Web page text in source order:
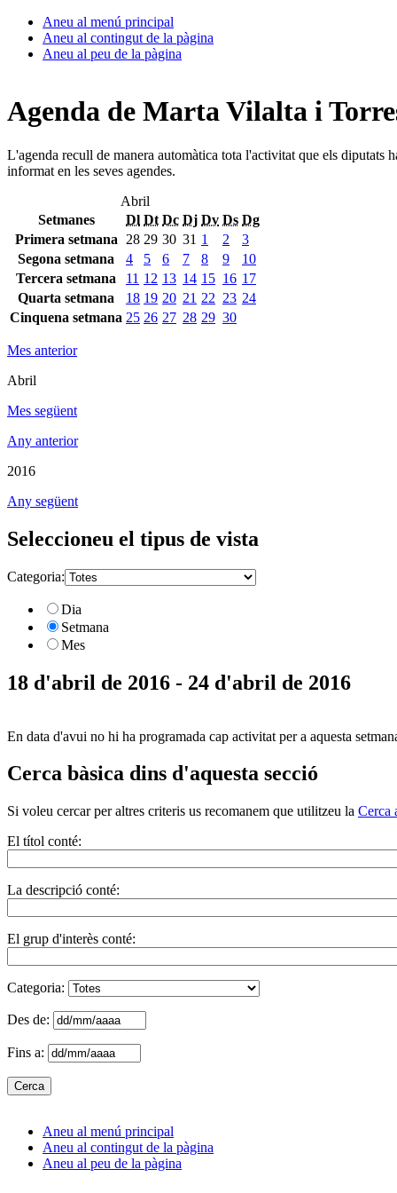
Aneu al menú principal
Aneu al contingut de la pàgina
Aneu al peu de la pàgina
Agenda de Marta Vilalta i
L'agenda recull de manera automàtica tota l'activitat que els diputats
informat en les seves agendes.
Abril
Setmanes
Dl Dt Dc Dj Dv Ds Dg
Primera setmana
28 29 30 31 1 2
3
Segona setmana
4 5 6 7 8 9
10
Tercera setmana
11 12 13 14 15 16 17
Quarta setmana
18 19 20 21 22 23 24
Cinquena setmana 25 26 27 28 29 30
Mes anterior
Abril
Mes següent
Any anterior
2016
Any següent
Seleccioneu el tipus de vista
Categoria:
Dia
Setmana
Mes
18 d'abril de 2016 - 24 d'abril de 2016
En data d'avui no hi ha programada cap activitat per a aquesta
Cerca bàsica dins d'aquesta secció
Si voleu cercar per altres criteris us recomanem que utilitzeu la Cerca
El títol conté:
La descripció conté:
El grup d'interès conté:
Categoria:
Des de:
Fins a:
Aneu al menú principal
Aneu al contingut de la pàgina
Aneu al peu de la pàgina